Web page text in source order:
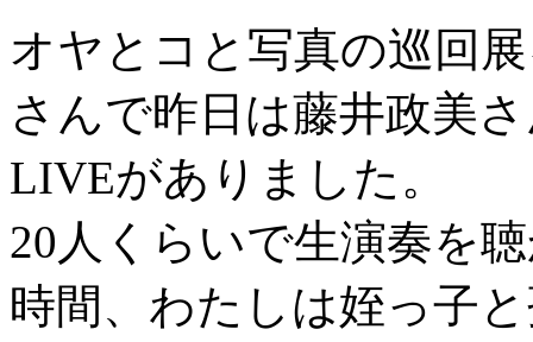
オヤとコと写真の巡回
さんで昨日は藤井政美
LIVEがありました。
20人くらいで生演奏を
時間、わたしは姪っ子